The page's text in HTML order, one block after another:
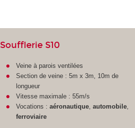
Soufflerie S10
Veine à parois ventilées
Section de veine : 5m x 3m, 10m de
longueur
Vitesse maximale : 55m/s
Vocations : aéronautique, automobile,
ferroviaire